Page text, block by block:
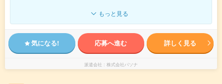
もっと見る
気になる! 応募へ進む 詳しく見る
派遣会社 株式会社パソナ